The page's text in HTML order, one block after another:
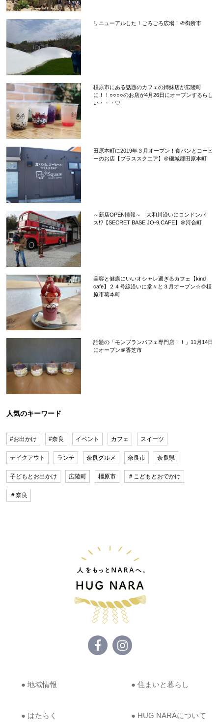
リニューアルした！ごろごろ広場！＠御所市
橿原市にある話題のカフェの姉妹店が広陵町
に！！○○○○のお店が4月26日にオープンするらし
い・・・♡
田原本町に2019年３月オープン！食パンとコーヒ
ーのお店【プラススクエア】＠磯城郡田原本町
～新店OPEN情報～ 大和川沿いにロンドンバ
ス!?【SECRET BASE JO-9,CAFE】＠河合町
美容と健康にいいオシャレ過ぎるカフェ【kind
cafe】２４号線沿いに堂々と３月オープン☆＠橿
原市葛本町
話題の「モンブランパフェ専門店！！」11月14日
にオープン＠香芝市
人気のキーワード
#お出かけ #奈良 イベント カフェ スイーツ
テイクアウト ランチ 奈良グルメ 奈良市 奈良県
子どもとお出かけ 広陵町 橿原市 ＃こどもとおでかけ
＃奈良
● 地域情報 ● 住まいと暮らし
● はたらく ● HUG NARAについて